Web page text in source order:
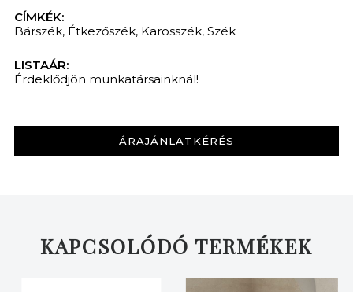
CÍMKÉK:
Bárszék, Étkezőszék, Karosszék, Szék
LISTAÁR:
Érdeklődjön munkatársainknál!
ÁRAJÁNLATKÉRÉS
KAPCSOLÓDÓ TERMÉKEK